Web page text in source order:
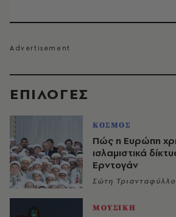
EΠΙΛΟΓΈΣ
ΚΟΣΜΟΣ
Πώς η Ευρώπη
ισλαμιστικά
Ερντογάν
Σώτη
ΜΟΥΣΙΚΗ